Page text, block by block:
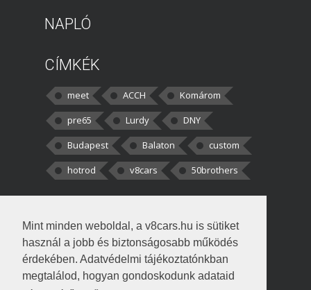
Mint minden weboldal, a v8cars.hu is sütiket
használ a jobb és biztonságosabb működés
érdekében. Adatvédelmi tájékoztatónkban
megtalálod, hogyan gondoskodunk adataid
NAPLÓ
CÍMKÉK
meet ACCH
Komárom
pre65
Lurdy
DNY
Budapest
Balaton
custom
hotrod
v8cars 50brothers
kortisz:Elszúrtam! Én csak két
darabbaal számoltam. Nem tudtam, hogy fél autót,